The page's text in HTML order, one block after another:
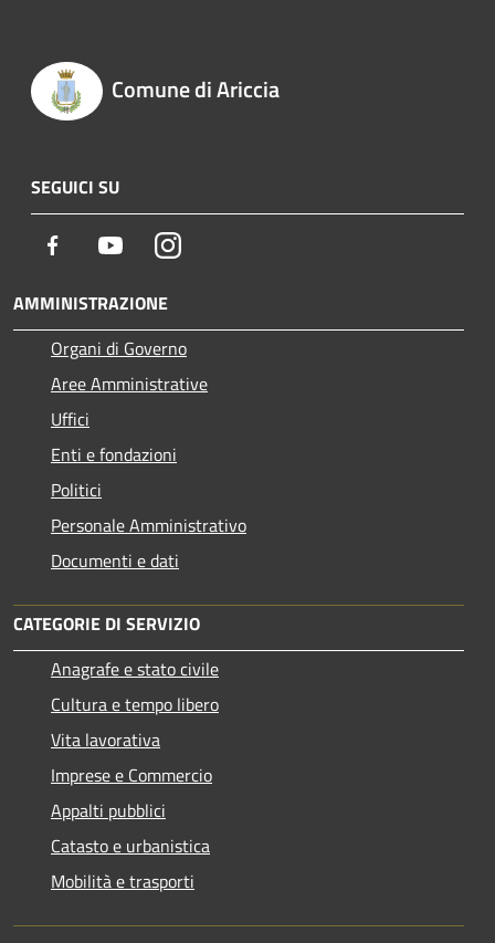
Comune di Ariccia
SEGUICI SU
Facebook YoutubeInstagram
AMMINISTRAZIONE
Organi di Governo
Aree Amministrative
Uffici
Enti e fondazioni
Politici
Personale Amministrativo
Documenti e dati
CATEGORIE DI SERVIZIO
Anagrafe e stato civile
Cultura e tempo libero
Vita lavorativa
Imprese e Commercio
Appalti pubblici
Catasto e urbanistica
Mobilità e trasporti